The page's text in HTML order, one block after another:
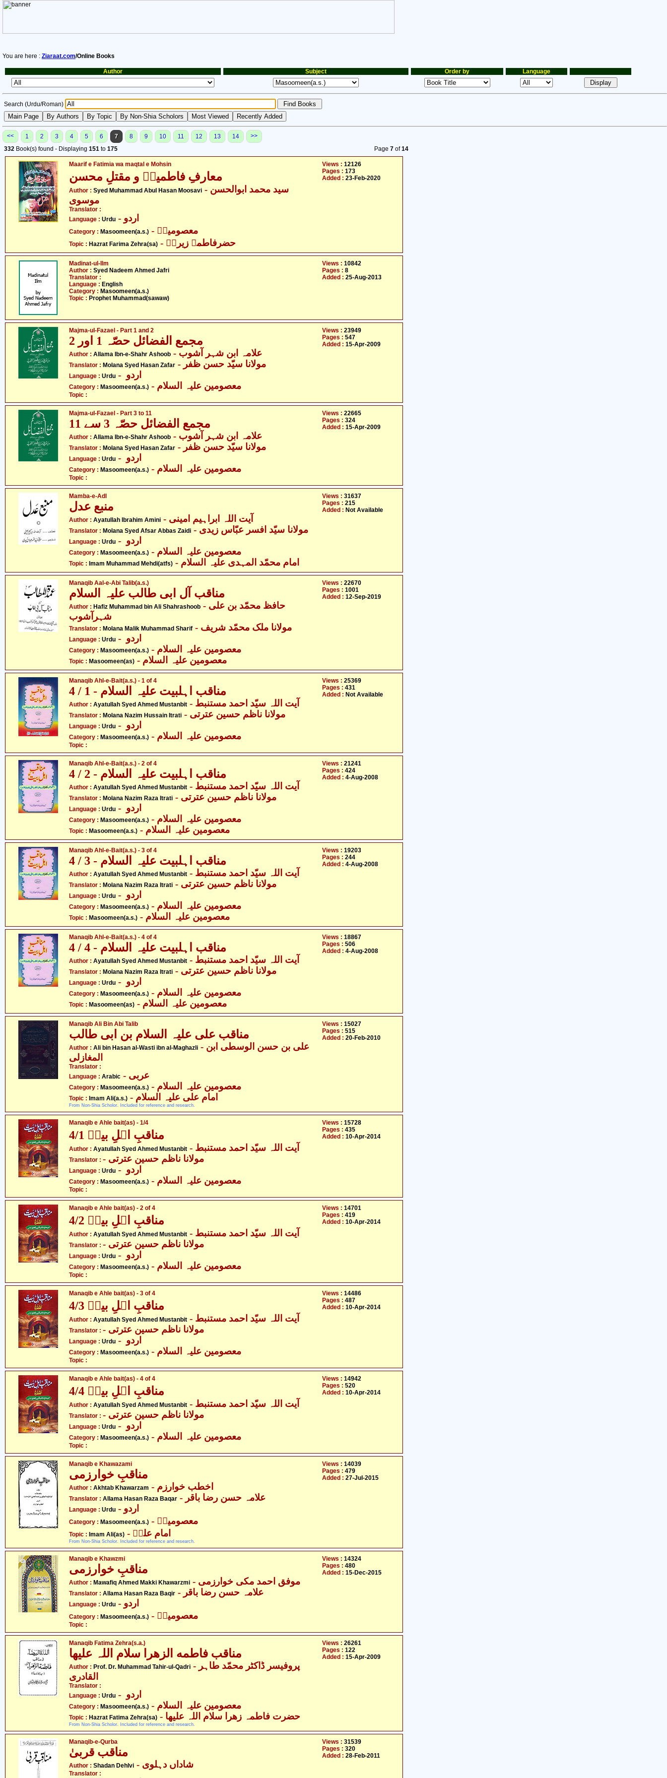
You are here : Ziaraat.com/Online Books
Author Subject Order by Language
Search (Urdu/Roman)
<< 1 2 3 4 5 6 7 8 9 10 11 12 13 14
>>
332 Book(s) found - Displaying 151 to 175 Page 7 of14
Maarif e Fatimia wa maqtal e Mohsin
معارفِ فاطمیہؑ و مقتلِ محسن
Author : Syed Muhammad Abul Hasan Moosavi - سید محمد ابوالحسن
موسوی
Translator :
Language : Urdu - اردو
Category : Masoomeen(a.s.) - معصومینؑ
Topic : Hazrat Farima Zehra(sa) - حضرفاطمہ زیراؑ
Views : 12126
Pages : 173
Added : 23-Feb-2020
Madinat-ul-Ilm
Author : Syed Nadeem Ahmed Jafri
Translator :
Language : English
Category : Masoomeen(a.s.)
Topic : Prophet Muhammad(sawaw)
Views : 10842
Pages : 8
Added : 25-Aug-2013
Majma-ul-Fazael - Part 1 and 2
مجمع الفضائل حصّہ 1 اور 2
Author : Allama Ibn-e-Shahr Ashoob - علامہ ابن شہر آشوب
Translator : Molana Syed Hasan Zafar - مولانا سیّد حسن ظفر
Language : Urdu
Category : Masoomeen(a.s.)
Topic :
Views : 23949
Pages : 547
Added : 15-Apr-2009
Majma-ul-Fazael - Part 3 to 11
مجمع الفضائل حصّہ 3 سے 11
Author : Allama Ibn-e-Shahr Ashoob - علامہ ابن شہر آشوب
Translator : Molana Syed Hasan Zafar - مولانا سیّد حسن ظفر
Language : Urdu
Category : Masoomeen(a.s.)
Topic :
Views : 22665
Pages : 324
Added : 15-Apr-2009
Mamba-e-Adl
منبع عدل
Author : Ayatullah Ibrahim Amini - آیت اللہ ابراہیم امینی
Translator : Molana Syed Afsar Abbas Zaidi - مولانا سیّد افسر عبّاس زیدی
Language : Urdu
Category : Masoomeen(a.s.)
Topic : Imam Muhammad Mehdi(atfs) - امام محمّد المہدی علیہ السلام
Views : 31637
Pages : 215
Added : Not Available
Manaqib Aal-e-Abi Talib(a.s.)
مناقب آل ابی طالب علیہ السلام
Author : Hafiz Muhammad bin Ali Shahrashoob - حافظ محمّد بن علی
شہرآشوب
Translator : Molana Malik Muhammad Sharif - مولانا ملک محمّد شریف
Language : Urdu
Category : Masoomeen(a.s.)
Topic : Masoomeen(as) - معصومین علیہ السلام
Views : 22670
Pages : 1001
Added : 12-Sep-2019
Manaqib Ahl-e-Bait(a.s.) - 1 of 4
مناقب اہلبیت علیہ السلام - 1 / 4
Author : Ayatullah Syed Ahmed Mustanbit - آیت اللہ سیّد احمد مستنبط
Translator : Molana Nazim Hussain Itrati - مولانا ناظم حسین عترتی
Language : Urdu
Category : Masoomeen(a.s.)
Topic :
Views : 25369
Pages : 431
Added : Not Available
Manaqib Ahl-e-Bait(a.s.) - 2 of 4
مناقب اہلبیت علیہ السلام - 2 / 4
Author : Ayatullah Syed Ahmed Mustanbit - آیت اللہ سیّد احمد مستنبط
Translator : Molana Nazim Raza Itrati - مولانا ناظم حسین عترتی
Language : Urdu
Category : Masoomeen(a.s.)
Topic : Masoomeen(a.s.) - معصومین علیہ السلام
Views : 21241
Pages : 424
Added : 4-Aug-2008
Manaqib Ahl-e-Bait(a.s.) - 3 of 4
مناقب اہلبیت علیہ السلام - 3 / 4
Author : Ayatullah Syed Ahmed Mustanbit - آیت اللہ سیّد احمد مستنبط
Translator : Molana Nazim Raza Itrati - مولانا ناظم حسین عترتی
Language : Urdu
Category : Masoomeen(a.s.)
Topic : Masoomeen(a.s.) - معصومین علیہ السلام
Views : 19203
Pages : 244
Added : 4-Aug-2008
Manaqib Ahl-e-Bait(a.s.) - 4 of 4
مناقب اہلبیت علیہ السلام - 4 / 4
Author : Ayatullah Syed Ahmed Mustanbit - آیت اللہ سیّد احمد مستنبط
Translator : Molana Nazim Raza Itrati - مولانا ناظم حسین عترتی
Language : Urdu
Category : Masoomeen(a.s.)
Topic : Masoomeen(as) - معصومین علیہ السلام
Views : 18867
Pages : 506
Added : 4-Aug-2008
Manaqib Ali Bin Abi Talib
مناقب علی علیہ السلام بن ابی طالب
Author : Ali bin Hasan al-Wasti ibn al-Maghazli - علی بن حسن الوسطی ابن
Translator :
Language : Arabic - عربی
Category : Masoomeen(a.s.)
Topic : Imam Ali(a.s.) - امام علی علیہ السلام
From Non-Shia Scholor. Included for reference and research.
Views : 15027
Pages : 515
Added : 20-Feb-2010
Manaqib e Ahle bait(as) - 1/4
مناقبِ اہلِ بیتؑ 4/1
Author : Ayatullah Syed Ahmed Mustanbit - آیت اللہ سیّد احمد مستنبط
Translator : - مولانا ناظم حسین عترتی
Language : Urdu
Category : Masoomeen(a.s.)
Topic :
Views : 15728
Pages : 435
Added : 10-Apr-2014
Manaqib e Ahle bait(as) - 2 of 4
مناقبِ اہلِ بیتؑ 4/2
Author : Ayatullah Syed Ahmed Mustanbit - آیت اللہ سیّد احمد مستنبط
Translator : - مولانا ناظم حسین عترتی
Language : Urdu
Category : Masoomeen(a.s.)
Topic :
Views : 14701
Pages : 419
Added : 10-Apr-2014
Manaqib e Ahle bait(as) - 3 of 4
مناقبِ اہلِ بیتؑ 4/3
Author : Ayatullah Syed Ahmed Mustanbit - آیت اللہ سیّد احمد مستنبط
Translator : - مولانا ناظم حسین عترتی
Language : Urdu
Category : Masoomeen(a.s.)
Topic :
Views : 14486
Pages : 487
Added : 10-Apr-2014
Manaqib e Ahle bait(as) - 4 of 4
مناقبِ اہلِ بیتؑ 4/4
Author : Ayatullah Syed Ahmed Mustanbit - آیت اللہ سیّد احمد مستنبط
Translator : - مولانا ناظم حسین عترتی
Language : Urdu
Category : Masoomeen(a.s.)
Topic :
Views : 14942
Pages : 520
Added : 10-Apr-2014
Manaqib e Khawazami
مناقبِ خوارزمی
Author : Akhtab Khawarzam - اخطب خوارزم
Translator : Allama Hasan Raza Baqar - علامہ حسن رضا باقر
Language : Urdu - اردو
Category : Masoomeen(a.s.) - معصومینؑ
Topic : Imam Ali(as) - امام علیؑ
From Non-Shia Scholor. Included for reference and research.
Views : 14039
Pages : 479
Added : 27-Jul-2015
Manaqib e Khawzmi
مناقبِ خوارزمی
Author : Mawafiq Ahmed Makki Khawarzmi - موفق احمد مکی خوارزمی
Translator : Allama Hasan Raza Baqir - علامہ حسن رضا باقر
Language : Urdu - اردو
Category : Masoomeen(a.s.) - معصومینؑ
Topic :
Views : 14324
Pages : 480
Added : 15-Dec-2015
Manaqib Fatima Zehra(s.a.)
مناقب فاطمه الزھرا سلام اللہ علیھا
Author : Prof. Dr. Muhammad Tahir-ul-Qadri - پروفیسر ڈاکٹر محمّد طاہر
القادری
Translator :
Language : Urdu
Category : Masoomeen(a.s.)
Topic : Hazrat Fatima Zehra(sa) - حضرت فاطمہ زھرا سلام اللہ علیھا
From Non-Shia Scholor. Included for reference and research.
Views : 26261
Pages : 122
Added : 15-Apr-2009
Manaqib-e-Qurba
Author : Shadan Dehlvi
Translator :
Views : 31539
Pages : 320
Added : 28-Feb-2011